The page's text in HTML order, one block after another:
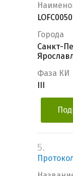
Города
Санкт-
Фаза КИ
5.